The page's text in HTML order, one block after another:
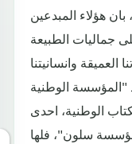
هؤلاء المبدعين
جماليات الطبيعة
العميقة وانسانيتنا
"المؤسسة الوطنية
الوطنية، احدى
سلون"، فلها